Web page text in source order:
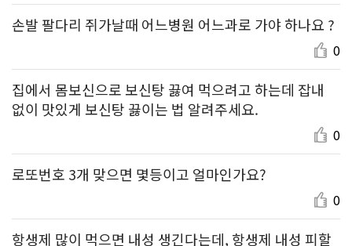
손발 팔다리 쥐가날때 어느병원 어느과로 가야 하나요 ?
0
집에서 몸보신으로 보신탕 끓여 먹으려고 하는데 잡내
없이 맛있게 보신탕 끓이는 법 알려주세요.
0
로또번호 3개 맞으면 몇등이고 얼마인가요?
0
항생제 많이 먹으면 내성 생긴다는데, 항생제 내성 피할